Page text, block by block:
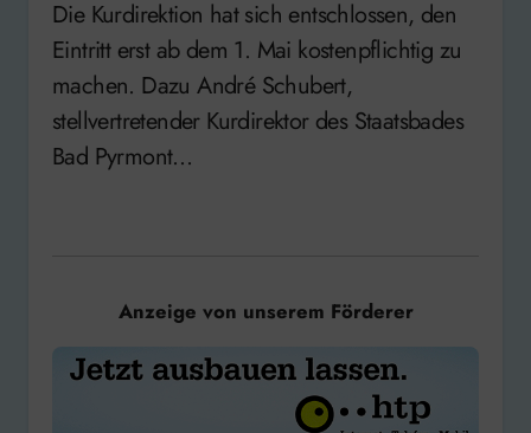
Die Kurdirektion hat sich entschlossen, den
Eintritt erst ab dem 1. Mai kostenpflichtig zu
machen. Dazu André Schubert,
stellvertretender Kurdirektor des Staatsbades
Bad Pyrmont…
Anzeige von unserem Förderer